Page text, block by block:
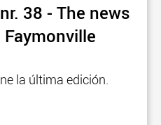
38 - The news
la última edición.